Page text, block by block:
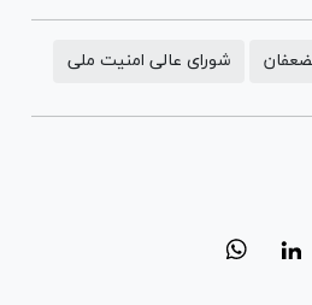
شورای عالی امنیت ملی